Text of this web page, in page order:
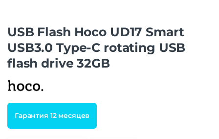
USB Flash Hoco UD17 Smart
USB3.0 Type-C rotating USB
flash drive 32GB
Гарантия 12 месяцев